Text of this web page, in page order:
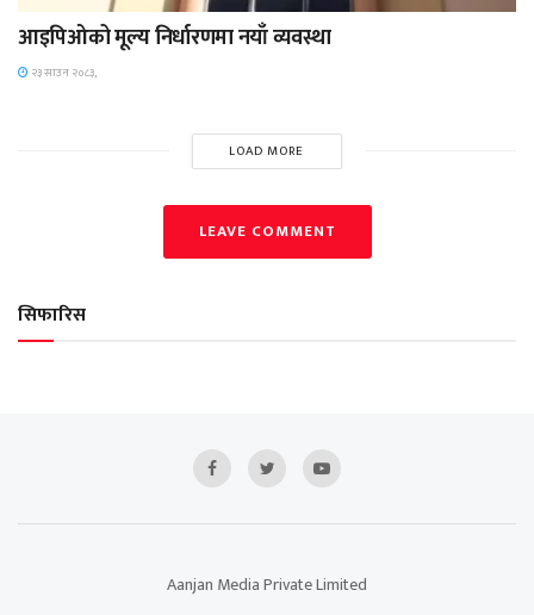
आइपिओको मूल्य निर्धारणमा नयाँ व्यवस्था
२३ साउन २०८३,
LOAD MORE
LEAVE COMMENT
सिफारिस
Aanjan Media Private Limited